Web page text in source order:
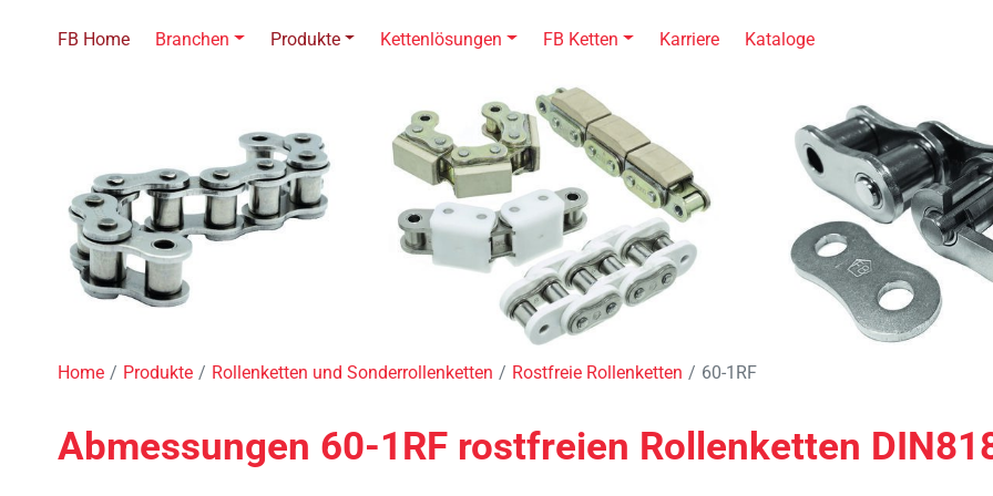
Home Produkte Rollenketten und Sonderrollenketten Rostfreie Rollenketten 60-1RF
Abmessungen 60-1RF rostfreien Rollenketten
FB Home Branchen Produkte Kettenlösungen FB Ketten Karriere Kataloge